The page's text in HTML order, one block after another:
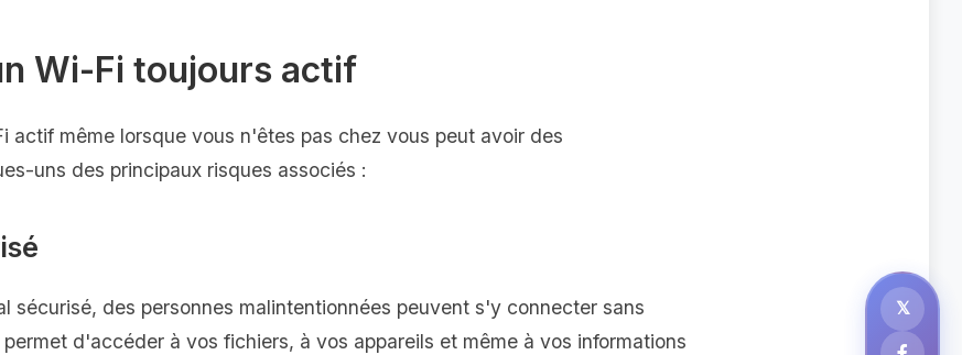
Wi-Fi toujours actif
actif même lorsque vous n'êtes pas chez vous peut avoir des
uns des principaux risques associés :
sécurisé, des personnes malintentionnées peuvent s'y connecter sans
d'accéder à vos fichiers, à vos appareils et même à vos informations
𝕏